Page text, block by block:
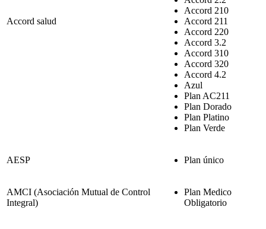
Accord salud
Accord 210
Accord 211
Accord 220
Accord 3.2
Accord 310
Accord 320
Accord 4.2
Azul
Plan AC211
Plan Dorado
Plan Platino
Plan Verde
AESP Plan único
AMCI (Asociación Mutual de Control
Integral)
Plan Medico
Obligatorio